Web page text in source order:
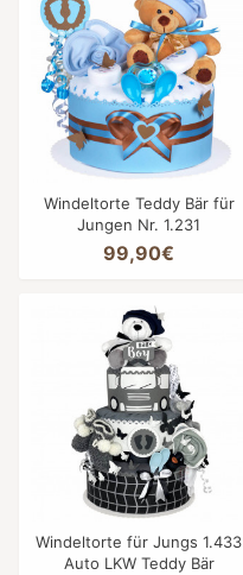
Windeltorte Teddy Bär für
Jungen Nr. 1.231
99,90€
Windeltorte für Jungs 1.433
Auto LKW Teddy Bär